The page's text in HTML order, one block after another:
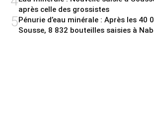
après celle des grossistes
5Pénurie d’eau minérale : Après les 40
Sousse, 8 832 bouteilles saisies à